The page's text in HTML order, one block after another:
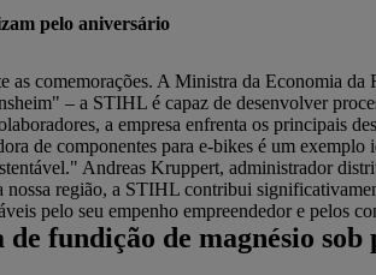
pelo aniversário
as comemorações. A Ministra da Economia
– a STIHL é capaz de desenvolver
a empresa enfrenta os principais
de componentes para e-bikes é um exemplo
Andreas Kruppert, administrador
nossa região, a STIHL contribui
pelo seu empenho empreendedor e pelos
fundição de magnésio sob